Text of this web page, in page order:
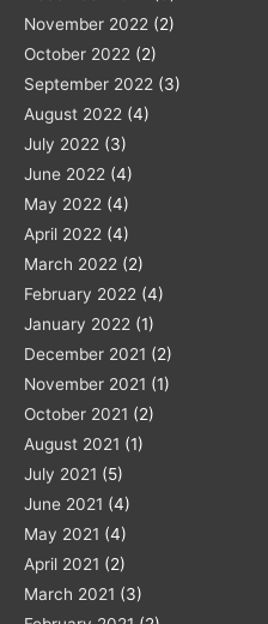
November 2022 (2)
October 2022 (2)
September 2022 (3)
August 2022 (4)
July 2022 (3)
June 2022 (4)
May 2022 (4)
April 2022 (4)
March 2022 (2)
February 2022 (4)
January 2022 (1)
December 2021 (2)
November 2021 (1)
October 2021 (2)
August 2021 (1)
July 2021 (5)
June 2021 (4)
May 2021 (4)
April 2021 (2)
March 2021 (3)